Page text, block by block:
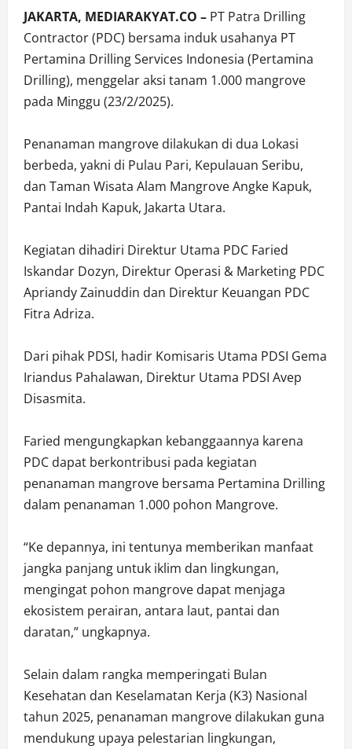
JAKARTA, MEDIARAKYAT.CO – PT Patra Drilling
Contractor (PDC) bersama induk usahanya PT
Pertamina Drilling Services Indonesia (Pertamina
Drilling), menggelar aksi tanam 1.000 mangrove
pada Minggu (23/2/2025).
Penanaman mangrove dilakukan di dua Lokasi
berbeda, yakni di Pulau Pari, Kepulauan Seribu,
dan Taman Wisata Alam Mangrove Angke Kapuk,
Pantai Indah Kapuk, Jakarta Utara.
Kegiatan dihadiri Direktur Utama PDC Faried
Iskandar Dozyn, Direktur Operasi & Marketing PDC
Apriandy Zainuddin dan Direktur Keuangan PDC
Fitra Adriza.
Dari pihak PDSI, hadir Komisaris Utama PDSI Gema
Iriandus Pahalawan, Direktur Utama PDSI Avep
Disasmita.
Faried mengungkapkan kebanggaannya karena
PDC dapat berkontribusi pada kegiatan
penanaman mangrove bersama Pertamina Drilling
dalam penanaman 1.000 pohon Mangrove.
“Ke depannya, ini tentunya memberikan manfaat
jangka panjang untuk iklim dan lingkungan,
mengingat pohon mangrove dapat menjaga
ekosistem perairan, antara laut, pantai dan
daratan,” ungkapnya.
Selain dalam rangka memperingati Bulan
Kesehatan dan Keselamatan Kerja (K3) Nasional
tahun 2025, penanaman mangrove dilakukan guna
mendukung upaya pelestarian lingkungan,